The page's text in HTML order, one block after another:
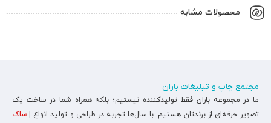
محصولات مشابه
مجتمع چاپ و تبلیغات باران
ما در مجموعه باران فقط تولیدکننده نیستیم؛ بلکه همراه شما در ساخت یک
تصویر حرفه‌ای از برندتان هستیم. با سال‌ها تجربه در طراحی و تولید انواع | ساک